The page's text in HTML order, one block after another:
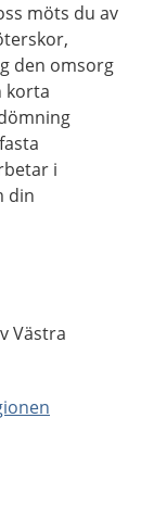
möts du av
den omsorg
korta
i
din
Västra